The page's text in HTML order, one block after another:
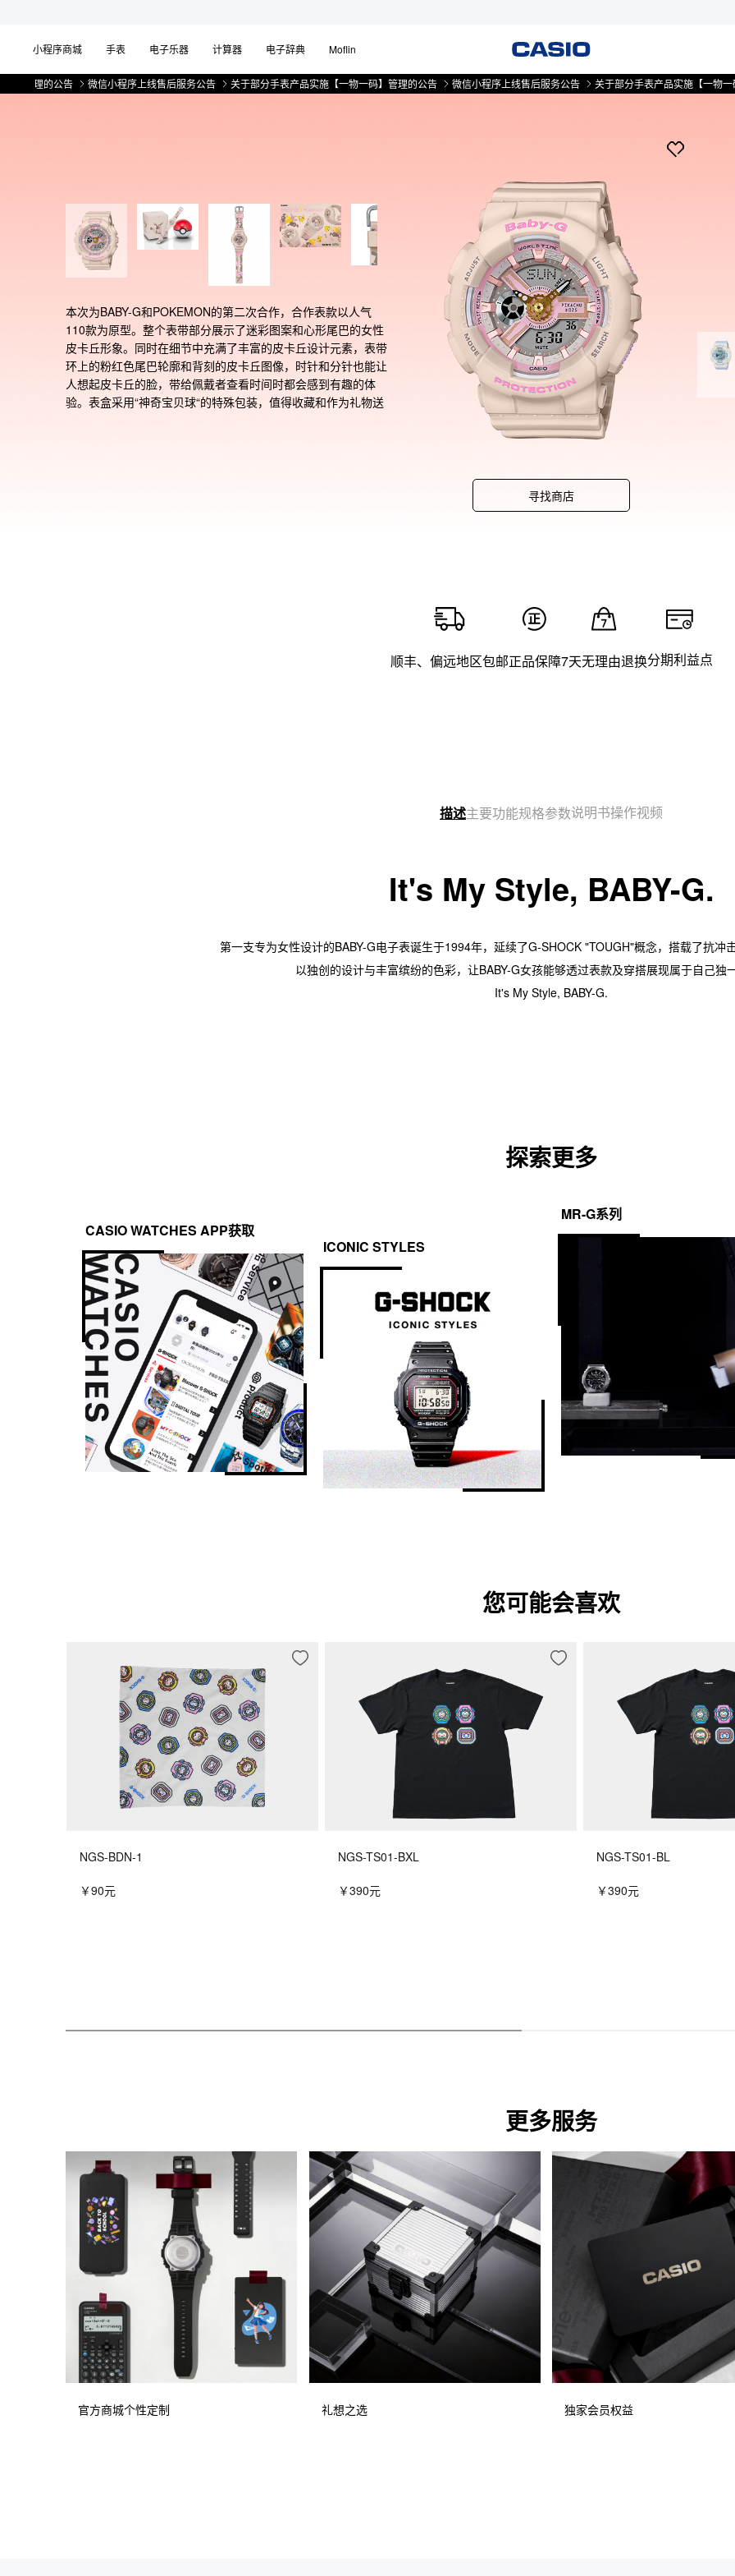
小程序商城 手表 电子乐器 计算器 电子辞典 Moflin
的公告 微信小程序上线售后服务公告 关于部分手表产品实施【一物一码】管理的公告 微信小程序上线售后服务公告 关于部分手表产品实施【一物一码】管
本次为BABY-G和POKEMON的第二次合作，合作表款以人气
110款为原型。整个表带部分展示了迷彩图案和心形尾巴的女性
皮卡丘形象。同时在细节中充满了丰富的皮卡丘设计元素，表带
环上的粉红色尾巴轮廓和背刻的皮卡丘图像，时针和分针也能让
人想起皮卡丘的脸，带给佩戴者查看时间时都会感到有趣的体
验。表盒采用“神奇宝贝球“的特殊包装，值得收藏和作为礼物送
寻找商店
顺丰、偏远地区包邮正品保障7天无理由退换分期利益点
描述主要功能规格参数说明书操作视频
It's My Style, BABY-G.
第一支专为女性设计的BABY-G电子表诞生于1994年，延续了G-SHOCK "TOUGH"概念，搭载了抗冲
以独创的设计与丰富缤纷的色彩，让BABY-G女孩能够透过表款及穿搭展现属于自己独
It's My Style, BABY-G.
探索更多
CASIO WATCHES APP获取
ICONIC STYLES
MR-G系列
您可能会喜欢
NGS-BDN-1
￥90元
NGS-TS01-BXL
￥390元
NGS-TS01-BL
￥390元
更多服务
官方商城个性定制 礼想之选 独家会员权益